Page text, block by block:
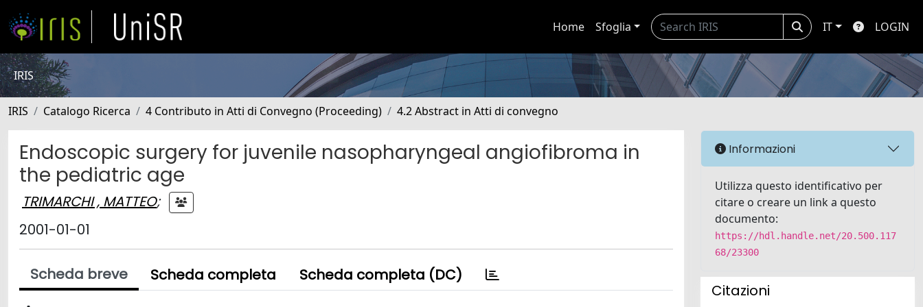
Home Sfoglia IT LOGIN
IRIS
IRIS Catalogo Ricerca 4 Contributo in Atti di Convegno (Proceeding) 4.2 Abstract in Atti di convegno
Endoscopic surgery for juvenile nasopharyngeal angiofibroma in
the pediatric age
TRIMARCHI , MATTEO;
2001-01-01
Scheda breve Scheda completa Scheda completa (DC)
Informazioni
Utilizza questo identificativo per
citare o creare un link a questo
documento:
https://hdl.handle.net/20.500.117
68/23300
Citazioni